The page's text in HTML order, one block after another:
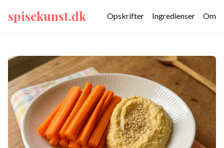
spisekunst.dk Opskrifter Ingredienser Om